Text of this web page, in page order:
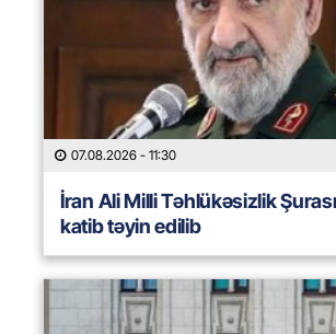
07.08.2026 - 11:30
İran Ali Milli Təhlükəsizlik
katib təyin edilib